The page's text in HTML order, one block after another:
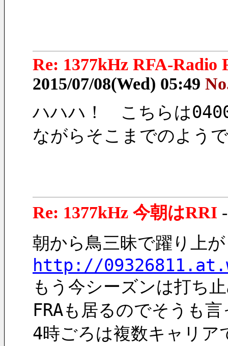
Re: 1377kHz RFA-Radio
2015/07/08(Wed) 05:49
ハハハ！　こちらは
ながらそこまでのよう
Re: 1377kHz 今朝はRRI
朝から鳥三昧で躍り上
http://
もう今シーズンは打ち
FRAも居るのでそうも
4時ごろは複数キャリ